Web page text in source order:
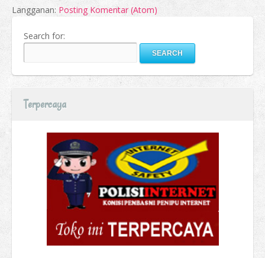
Langganan: Posting Komentar (Atom)
Search for:
Terpercaya